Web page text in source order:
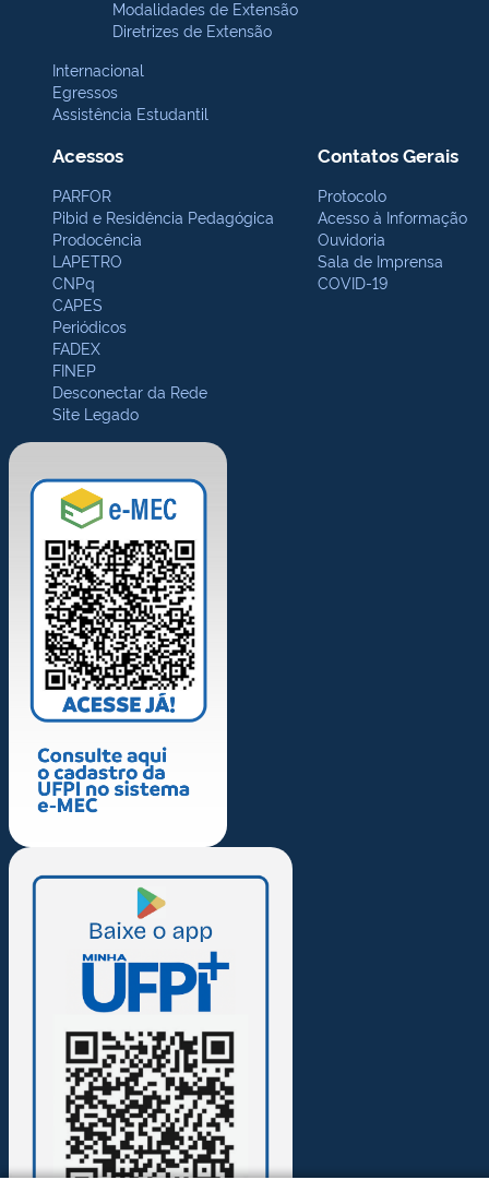
Modalidades de Extensão
Diretrizes de Extensão
Internacional
Egressos
Assistência Estudantil
Acessos
PARFOR
Pibid e Residência Pedagógica
Prodocência
LAPETRO
CNPq
CAPES
Periódicos
FADEX
FINEP
Desconectar da Rede
Site Legado
Contatos Gerais
Protocolo
Acesso à Informação
Ouvidoria
Sala de Imprensa
COVID-19